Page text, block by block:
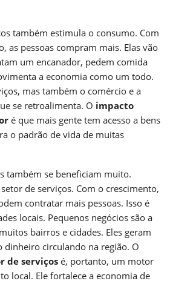
também estimula o consumo. Com
as pessoas compram mais. Elas vão
um encanador, pedem comida
a economia como um todo.
mas também o comércio e a
se retroalimenta. O impacto
é que mais gente tem acesso a bens
o padrão de vida de muitas
também se beneficiam muito.
de serviços. Com o crescimento,
contratar mais pessoas. Isso é
locais. Pequenos negócios são a
bairros e cidades. Eles geram
dinheiro circulando na região. O
de serviços é, portanto, um motor
local. Ele fortalece a economia de